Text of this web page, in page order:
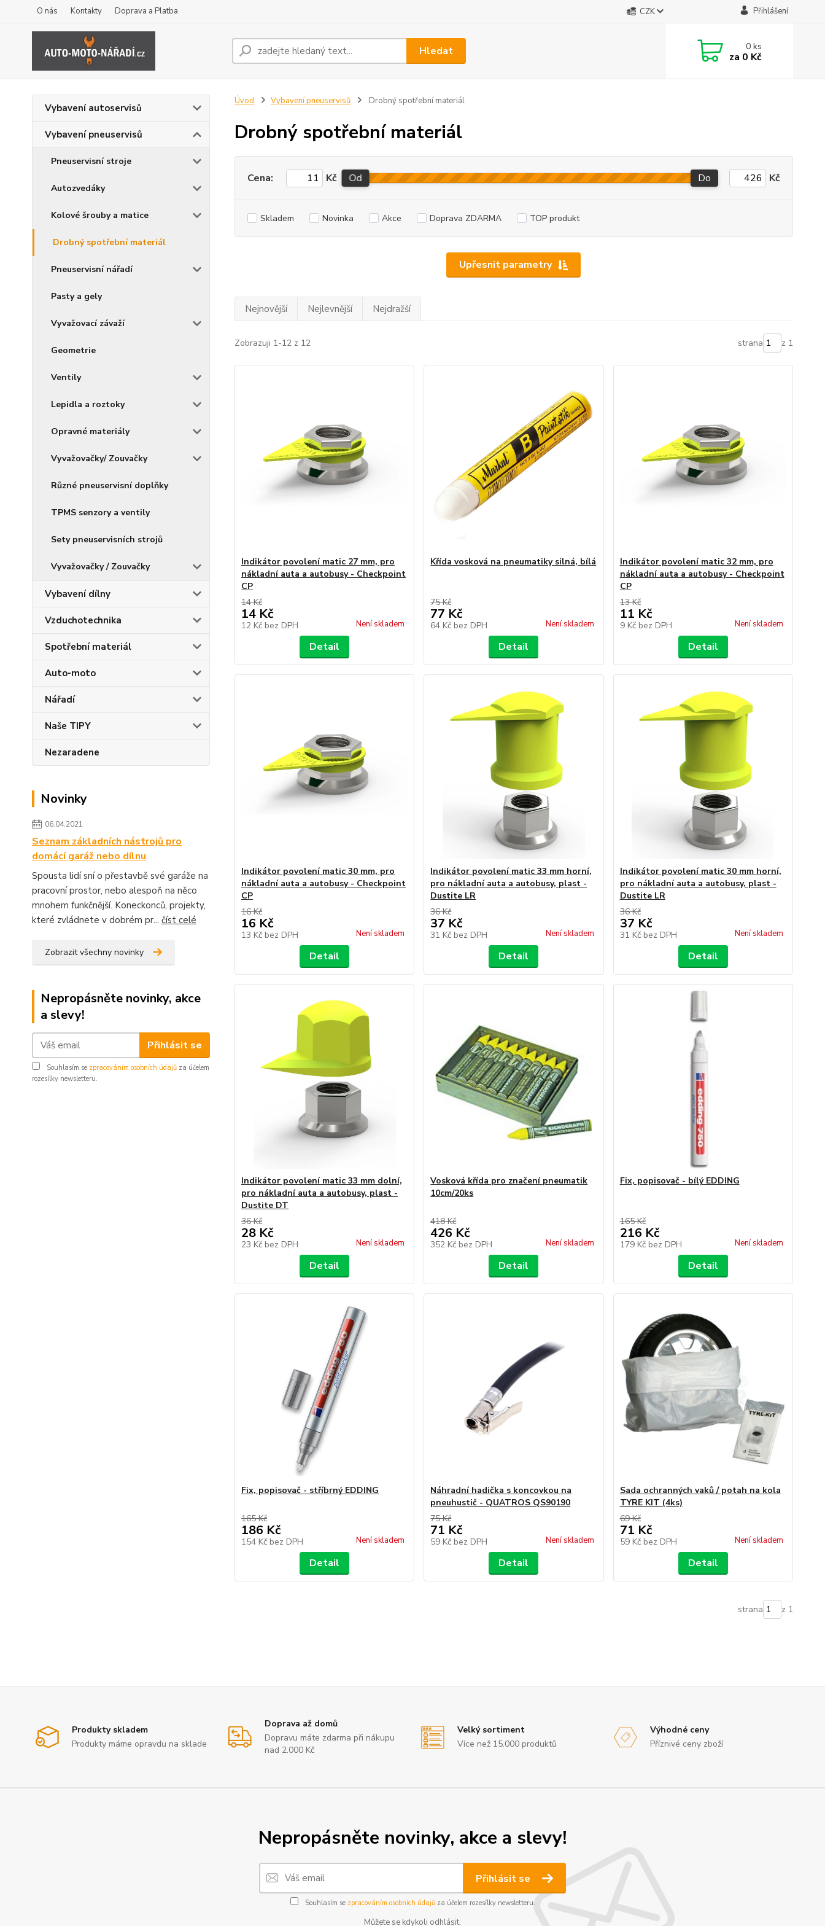
O nás Kontakty Doprava a Platba CZK Přihlášení
Hledat 0ks
za 0 Kč
Vybavení autoservisů
Vybavení pneuservisů
Pneuservisní stroje
Autozvedáky
Kolové šrouby a matice
Drobný spotřební materiál
Pneuservisní nářadí
Pasty a gely
Vyvažovací závaží
Geometrie
Ventily
Lepidla a roztoky
Opravné materiály
Vyvažovačky/ Zouvačky
Různé pneuservisní doplňky
TPMS senzory a ventily
Sety pneuservisních strojů
Vyvažovačky / Zouvačky
Vybavení dílny
Vzduchotechnika
Spotřební materiál
Auto-moto
Nářadí
Naše TIPY
Nezaradene
Novinky
06.04.2021
Seznam základních nástrojů pro
domácí garáž nebo dílnu
Spousta lidí sní o přestavbě své garáže na
pracovní prostor, nebo alespoň na něco
mnohem funkčnější. Koneckonců, projekty,
které zvládnete v dobrém pr... číst celé
Zobrazit všechny novinky
Nepropásněte novinky, akce
a slevy!
Přihlásit se
Souhlasím se zpracováním osobních údajů za účelem
rozesílky newsletteru.
Úvod Vybavení pneuservisů Drobný spotřební materiál
Drobný spotřební materiál
Upřesnit parametry
Cena: Kč Od Do Kč
Skladem Novinka Akce Doprava ZDARMA TOP produkt
Nejnovější Nejlevnější Nejdražší
Zobrazuji 1-12 z 12 strana z 1
Indikátor povolení matic 27 mm, pro
nákladní auta a autobusy - Checkpoint
CP
14 Kč
14 Kč
12 Kč bez DPH Není skladem
Detail
Křída vosková na pneumatiky silná, bílá
75 Kč
77 Kč
64 Kč bez DPH Není skladem
Detail
Indikátor povolení matic 32 mm, pro
nákladní auta a autobusy - Checkpoint
CP
13 Kč
11 Kč
9 Kč bez DPH Není skladem
Detail
Indikátor povolení matic 30 mm, pro
nákladní auta a autobusy - Checkpoint
CP
16 Kč
16 Kč
13 Kč bez DPH Není skladem
Detail
Indikátor povolení matic 33 mm horní,
pro nákladní auta a autobusy, plast -
Dustite LR
36 Kč
37 Kč
31 Kč bez DPH Není skladem
Detail
Indikátor povolení matic 30 mm horní,
pro nákladní auta a autobusy, plast -
Dustite LR
36 Kč
37 Kč
31 Kč bez DPH Není skladem
Detail
Indikátor povolení matic 33 mm dolní,
pro nákladní auta a autobusy, plast -
Dustite DT
36 Kč
28 Kč
23 Kč bez DPH Není skladem
Detail
Vosková křída pro značení pneumatik
10cm/20ks
418 Kč
426 Kč
352 Kč bez DPH Není skladem
Detail
Fix, popisovač - bílý EDDING
165 Kč
216 Kč
179 Kč bez DPH Není skladem
Detail
Fix, popisovač - stříbrný EDDING
165 Kč
186 Kč
154 Kč bez DPH Není skladem
Detail
Náhradní hadička s koncovkou na
pneuhustič - QUATROS QS90190
75 Kč
71 Kč
59 Kč bez DPH Není skladem
Detail
Sada ochranných vaků / potah na kola
TYRE KIT (4ks)
69 Kč
71 Kč
59 Kč bez DPH Není skladem
Detail
strana z 1
Produkty skladem
Produkty máme opravdu na sklade
Doprava až domů
Dopravu máte zdarma při nákupu
nad 2.000 Kč
Velký sortiment
Více než 15.000 produktů
Výhodné ceny
Příznivé ceny zboží
Nepropásněte novinky, akce a slevy!
Přihlásit se
Souhlasím se zpracováním osobních údajůza účelem rozesílky newsletteru.
Můžete se kdykoli odhlásit.